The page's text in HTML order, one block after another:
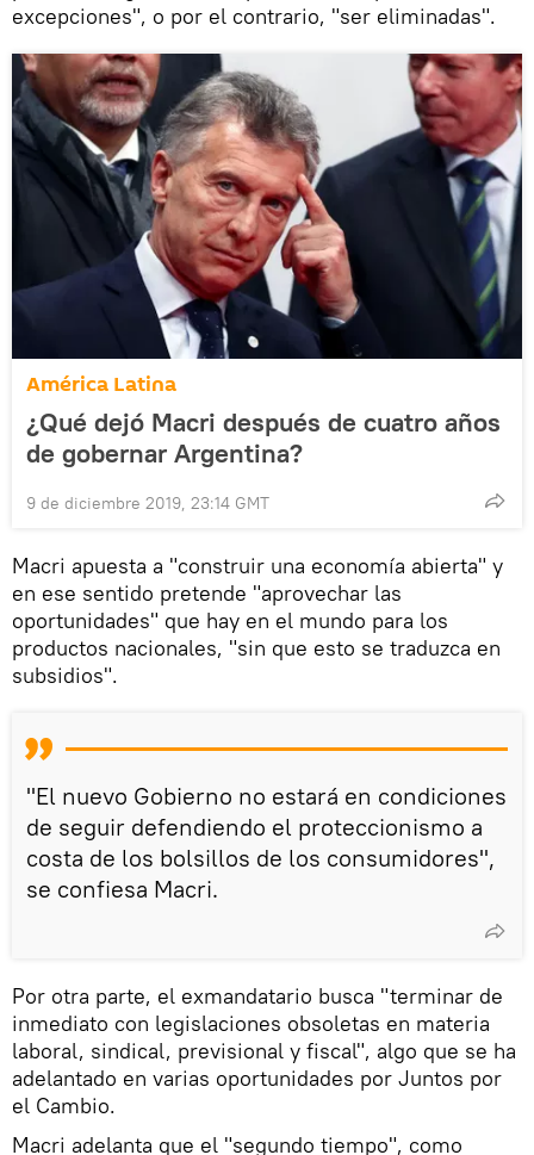
excepciones", o por el contrario, "ser eliminadas".
América Latina
¿Qué dejó Macri después de cuatro años
de gobernar Argentina?
9 de diciembre 2019, 23:14 GMT
Macri apuesta a "construir una economía abierta" y
en ese sentido pretende "aprovechar las
oportunidades" que hay en el mundo para los
productos nacionales, "sin que esto se traduzca en
subsidios".
"El nuevo Gobierno no estará en condiciones
de seguir defendiendo el proteccionismo a
costa de los bolsillos de los consumidores",
se confiesa Macri.
Por otra parte, el exmandatario busca "terminar de
inmediato con legislaciones obsoletas en materia
laboral, sindical, previsional y fiscal", algo que se ha
adelantado en varias oportunidades por Juntos por
el Cambio.
Macri adelanta que el "segundo tiempo", como